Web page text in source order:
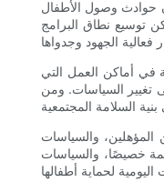
حوادث وصول الأطفال
توسيع نطاق البرامج
في أماكن العمل التي
تغيير السياسات. ومن
المؤهلين، والسياسات
خصيصًا، والسياسات